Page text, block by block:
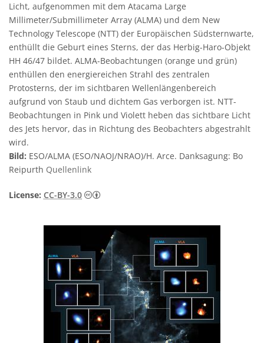
Licht, aufgenommen mit dem Atacama Large
Millimeter/Submillimeter Array (ALMA) und dem New
Technology Telescope (NTT) der Europäischen Südsternwarte,
enthüllt die Geburt eines Sterns, der das Herbig-Haro-Objekt
HH 46/47 bildet. ALMA-Beobachtungen (orange und grün)
enthüllen den energiereichen Strahl des zentralen
Protosterns, der im sichtbaren Wellenlängenbereich
aufgrund von Staub und dichtem Gas verborgen ist. NTT-
Beobachtungen in Pink und Violett heben das sichtbare Licht
des Jets hervor, das in Richtung des Beobachters abgestrahlt
wird.
Bild: ESO/ALMA (ESO/NAOJ/NRAO)/H. Arce. Danksagung: Bo
Reipurth Quellenlink
License: CC-BY-3.0 Creative Commons Namensnennung 3.0